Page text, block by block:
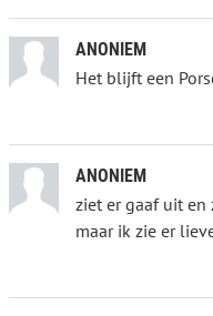
ANONIEM
Het blijft een
ANONIEM
ziet er gaaf uit en
maar ik zie er